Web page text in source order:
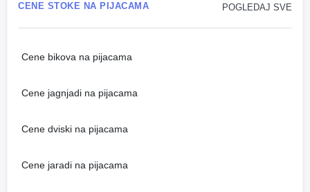
POGLEDAJ SVE
CENE STOKE NA PIJACAMA
Cene bikova na pijacama
Cene jagnjadi na pijacama
Cene dviski na pijacama
Cene jaradi na pijacama